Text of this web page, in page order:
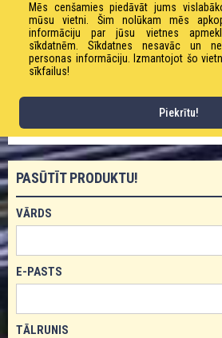
Liekuma rādiuss: 150 mm
Vakuums: 0,8 bāri
PASŪTĪT PRODUKTU!
VĀRDS
E-PASTS
TĀLRUNIS
Mēs cenšamies piedāvāt jums
mūsu vietni. Šim nolūkam mēs
informāciju par jūsu vietnes
sīkdatnēm. Sīkdatnes nesavāc un
personas informāciju. Izmantojot šo
sīkfailus!
Piekrītu!